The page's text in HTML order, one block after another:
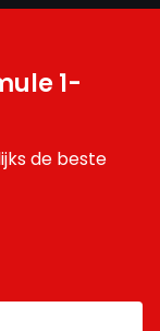
1-
de beste